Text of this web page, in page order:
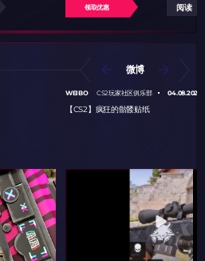
领取优惠 阅读
微博
WEIBO CS2玩家社区俱乐部 04.08.2026
【CS2】疯狂的骷髅贴纸